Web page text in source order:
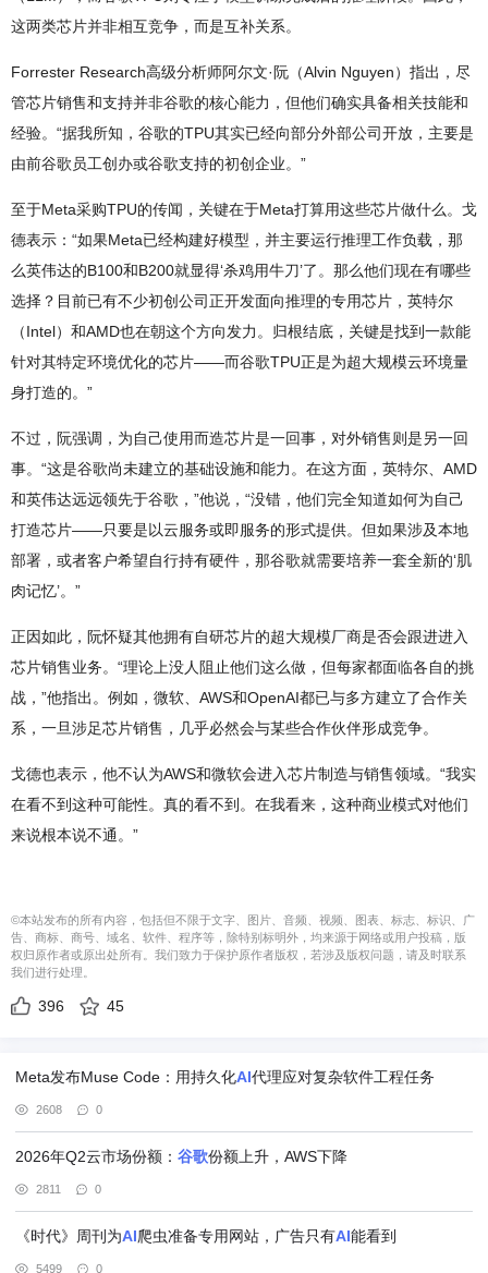
这两类芯片并非相互竞争，而是互补关系。
Forrester Research高级分析师阿尔文·阮（Alvin Nguyen）指出，尽
管芯片销售和支持并非谷歌的核心能力，但他们确实具备相关技能和
经验。“据我所知，谷歌的TPU其实已经向部分外部公司开放，主要是
由前谷歌员工创办或谷歌支持的初创企业。”
至于Meta采购TPU的传闻，关键在于Meta打算用这些芯片做什么。戈
德表示：“如果Meta已经构建好模型，并主要运行推理工作负载，那
么英伟达的B100和B200就显得‘杀鸡用牛刀’了。那么他们现在有哪些
选择？目前已有不少初创公司正开发面向推理的专用芯片，英特尔
（Intel）和AMD也在朝这个方向发力。归根结底，关键是找到一款能
针对其特定环境优化的芯片——而谷歌TPU正是为超大规模云环境量
身打造的。”
不过，阮强调，为自己使用而造芯片是一回事，对外销售则是另一回
事。“这是谷歌尚未建立的基础设施和能力。在这方面，英特尔、AMD
和英伟达远远领先于谷歌，”他说，“没错，他们完全知道如何为自己
打造芯片——只要是以云服务或即服务的形式提供。但如果涉及本地
部署，或者客户希望自行持有硬件，那谷歌就需要培养一套全新的‘肌
肉记忆’。”
正因如此，阮怀疑其他拥有自研芯片的超大规模厂商是否会跟进进入
芯片销售业务。“理论上没人阻止他们这么做，但每家都面临各自的挑
战，”他指出。例如，微软、AWS和OpenAI都已与多方建立了合作关
系，一旦涉足芯片销售，几乎必然会与某些合作伙伴形成竞争。
戈德也表示，他不认为AWS和微软会进入芯片制造与销售领域。“我实
在看不到这种可能性。真的看不到。在我看来，这种商业模式对他们
来说根本说不通。”
©本站发布的所有内容，包括但不限于文字、图片、音频、视频、图表、标志、标识、广
告、商标、商号、域名、软件、程序等，除特别标明外，均来源于网络或用户投稿，版
权归原作者或原出处所有。我们致力于保护原作者版权，若涉及版权问题，请及时联系
我们进行处理。
396 45
Meta发布Muse Code：用持久化AI代理应对复杂软件工程任务
2608 0
2026年Q2云市场份额： 谷歌份额上升，AWS下降
2811 0
《时代》周刊为AI爬虫准备专用网站，广告只有AI能看到
5499 0